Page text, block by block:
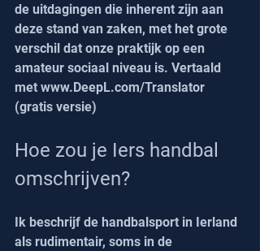
de uitdagingen die inherent zijn aan
deze stand van zaken, met het grote
verschil dat onze praktijk op een
amateur sociaal niveau is. Vertaald
met www.DeepL.com/Translator
(gratis versie)
Hoe zou je Iers handbal
omschrijven?
Ik beschrijf de handbalsport in Ierland
als rudimentair, soms in de